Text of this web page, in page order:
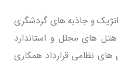
و جاذبه های گردشگری
هتل های مجلل و استاندارد
نظامی قرارداد همکاری